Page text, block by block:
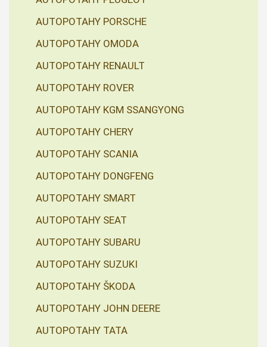
AUTOPOTAHY PORSCHE
AUTOPOTAHY OMODA
AUTOPOTAHY RENAULT
AUTOPOTAHY ROVER
AUTOPOTAHY KGM SSANGYONG
AUTOPOTAHY CHERY
AUTOPOTAHY SCANIA
AUTOPOTAHY DONGFENG
AUTOPOTAHY SMART
AUTOPOTAHY SEAT
AUTOPOTAHY SUBARU
AUTOPOTAHY SUZUKI
AUTOPOTAHY ŠKODA
AUTOPOTAHY JOHN DEERE
AUTOPOTAHY TATA